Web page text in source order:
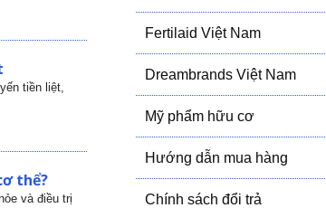
tiền liệt,
thể?
và điều trị
Fertilaid Việt Nam
Dreambrands Việt Nam
Mỹ phẩm hữu cơ
Hướng dẫn mua hàng
Chính sách đổi trả